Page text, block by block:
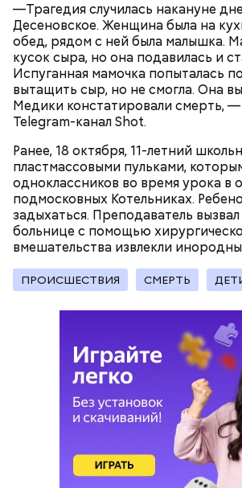
—Трагедия случилась накануне
Десеновское. Женщина была на
обед, рядом с ней была малышка.
кусок сыра, но она подавилась и
Испуганная мамочка попыталась
вытащить сыр, но не смогла. Она
Медики констатировали смерть, —
Telegram-канал Shot.
Ранее, 18 октября, 11-летний
пластмассовыми пульками,
одноклассников во время урока в
подмосковных Котельниках.
задыхаться. Преподаватель
больнице с помощью
вмешательства извлекли
ПРОИСШЕСТВИЯ СМЕРТЬ
Молодого человека задержали. На
допросе он признался, что
только отчима. Тогда следователи
которая в случае их смерти
спустя несколько дней Миссюра
уже травил других людей.
Кто еще был жертвой
Примечательно, что летом 2023
уже нападали возле Школы
неизвестный несколько раз
спортсмена из травматического
Как идет расследование